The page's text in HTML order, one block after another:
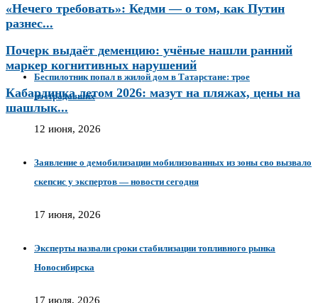
«Нечего требовать»: Кедми — о том, как Путин
разнес...
Почерк выдаёт деменцию: учёные нашли ранний
маркер когнитивных нарушений
Кабардинка летом 2026: мазут на пляжах, цены на
шашлык...
Беспилотник попал в жилой дом в Татарстане: трое
пострадавших
12 июня, 2026
Заявление о демобилизации мобилизованных из зоны сво вызвало
скепсис у экспертов — новости сегодня
17 июня, 2026
Эксперты назвали сроки стабилизации топливного рынка
Новосибирска
17 июля, 2026